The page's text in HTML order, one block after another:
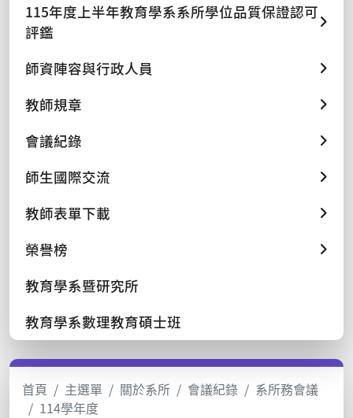
115年度上半年教育學系系所學位品質保證認可
評鑑
師資陣容與行政人員
教師規章
會議紀錄
師生國際交流
教師表單下載
榮譽榜
教育學系暨研究所
教育學系數理教育碩士班
首頁 主選單 關於系所 會議紀錄
系所務會議
114學年度